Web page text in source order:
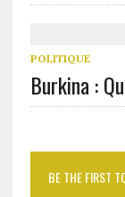
POLITIQUE
Burkina :
BE THE FIRST